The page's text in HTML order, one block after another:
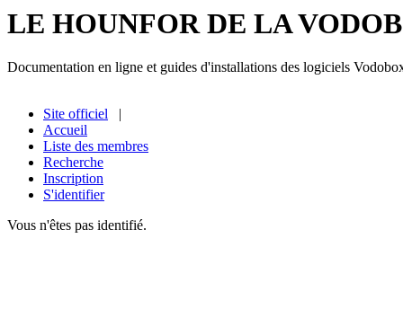
LE HOUNFOR DE LA
Documentation en ligne et guides d'installations des logiciels
Site officiel |
Accueil
Liste des membres
Recherche
Inscription
S'identifier
Vous n'êtes pas identifié.